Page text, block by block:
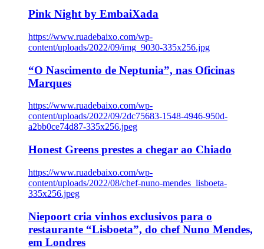
Pink Night by EmbaiXada
https://www.ruadebaixo.com/wp-
content/uploads/2022/09/img_9030-335x256.jpg
“O Nascimento de Neptunia”, nas Oficinas
Marques
https://www.ruadebaixo.com/wp-
content/uploads/2022/09/2dc75683-1548-4946-950d-
a2bb0ce74d87-335x256.jpeg
Honest Greens prestes a chegar ao Chiado
https://www.ruadebaixo.com/wp-
content/uploads/2022/08/chef-nuno-mendes_lisboeta-
335x256.jpeg
Niepoort cria vinhos exclusivos para o
restaurante “Lisboeta”, do chef Nuno Mendes,
em Londres